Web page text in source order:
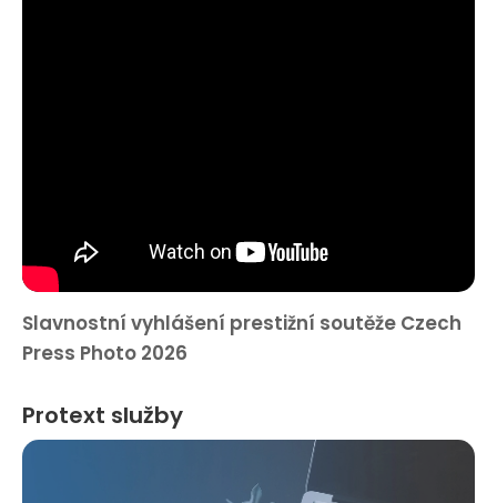
Slavnostní vyhlášení prestižní soutěže Czech
Press Photo 2026
Protext služby